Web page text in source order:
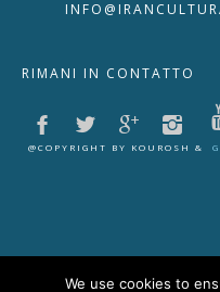
RIMANI IN CONTATTO
@COPYRIGHT BY KOUROSH &
We use cookies to
Disattiva Immagini
Evidenzia Link